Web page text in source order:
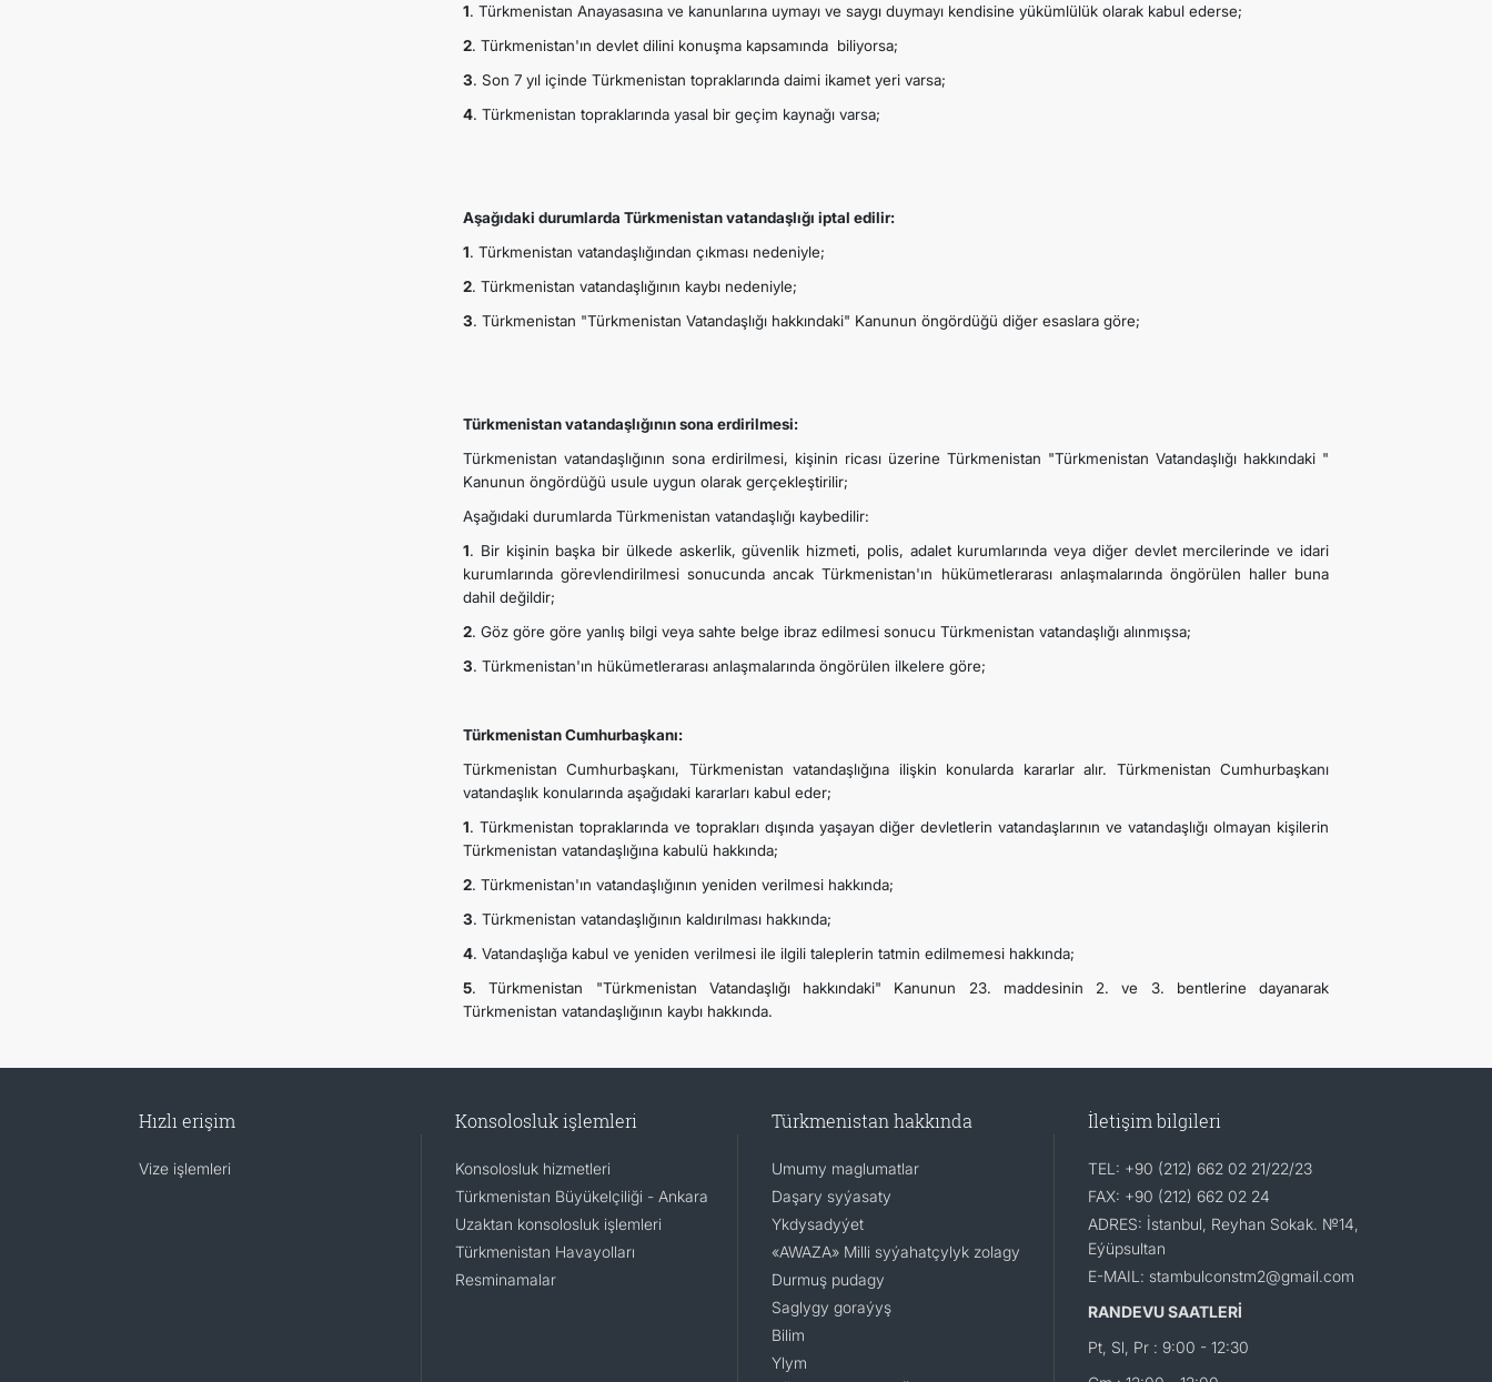
1. Türkmenistan Anayasasına ve kanunlarına uymayı ve saygı duymayı kendisine yükümlülük olarak kabul ederse;
2. Türkmenistan'ın devlet dilini konuşma kapsamında biliyorsa;
3. Son 7 yıl içinde Türkmenistan topraklarında daimi ikamet yeri varsa;
4. Türkmenistan topraklarında yasal bir geçim kaynağı varsa;
Aşağıdaki durumlarda Türkmenistan vatandaşlığı iptal edilir:
1. Türkmenistan vatandaşlığından çıkması nedeniyle;
2. Türkmenistan vatandaşlığının kaybı nedeniyle;
3. Türkmenistan "Türkmenistan Vatandaşlığı hakkındaki" Kanunun öngördüğü diğer esaslara göre;
Türkmenistan vatandaşlığının sona erdirilmesi:
Türkmenistan vatandaşlığının sona erdirilmesi, kişinin ricası üzerine Türkmenistan "Türkmenistan Vatandaşlığı hakkındaki "
Kanunun öngördüğü usule uygun olarak gerçekleştirilir;
Aşağıdaki durumlarda Türkmenistan vatandaşlığı kaybedilir:
1. Bir kişinin başka bir ülkede askerlik, güvenlik hizmeti, polis, adalet kurumlarında veya diğer devlet mercilerinde ve idari
kurumlarında görevlendirilmesi sonucunda ancak Türkmenistan'ın hükümetlerarası anlaşmalarında öngörülen haller buna
dahil değildir;
2. Göz göre göre yanlış bilgi veya sahte belge ibraz edilmesi sonucu Türkmenistan vatandaşlığı alınmışsa;
3. Türkmenistan'ın hükümetlerarası anlaşmalarında öngörülen ilkelere göre;
Türkmenistan Cumhurbaşkanı:
Türkmenistan Cumhurbaşkanı, Türkmenistan vatandaşlığına ilişkin konularda kararlar alır. Türkmenistan Cumhurbaşkanı
vatandaşlık konularında aşağıdaki kararları kabul eder;
1. Türkmenistan topraklarında ve toprakları dışında yaşayan diğer devletlerin vatandaşlarının ve vatandaşlığı olmayan kişilerin
Türkmenistan vatandaşlığına kabulü hakkında;
2. Türkmenistan'ın vatandaşlığının yeniden verilmesi hakkında;
3. Türkmenistan vatandaşlığının kaldırılması hakkında;
4. Vatandaşlığa kabul ve yeniden verilmesi ile ilgili taleplerin tatmin edilmemesi hakkında;
5. Türkmenistan "Türkmenistan Vatandaşlığı hakkındaki" Kanunun 23. maddesinin 2. ve 3. bentlerine dayanarak
Türkmenistan vatandaşlığının kaybı hakkında.
Hızlı erişim
Vize işlemleri
Konsolosluk işlemleri
Konsolosluk hizmetleri
Türkmenistan Büyükelçiliği - Ankara
Uzaktan konsolosluk işlemleri
Türkmenistan Havayolları
Resminamalar
Türkmenistan hakkında
Umumy maglumatlar
Daşary syýasaty
Ykdysadyýet
«AWAZA» Milli syýahatçylyk zolagy
Durmuş pudagy
Saglygy goraýyş
Bilim
Ylym
İletişim bilgileri
TEL: +90 (212) 662 02 21/22/23
FAX: +90 (212) 662 02 24
ADRES: İstanbul, Reyhan Sokak. №14,
Eýüpsultan
E-MAIL: stambulconstm2@gmail.com
RANDEVU SAATLERİ
Pt, Sl, Pr : 9:00 - 12:30